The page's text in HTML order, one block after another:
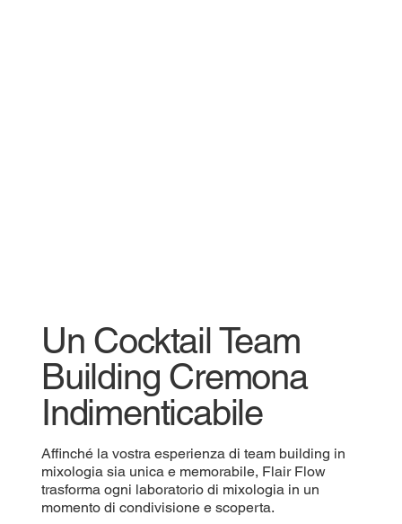
Un Cocktail Team
Building Cremona
Indimenticabile
Affinché la vostra esperienza di team building in
mixologia sia unica e memorabile, Flair Flow
trasforma ogni laboratorio di mixologia in un
momento di condivisione e scoperta.